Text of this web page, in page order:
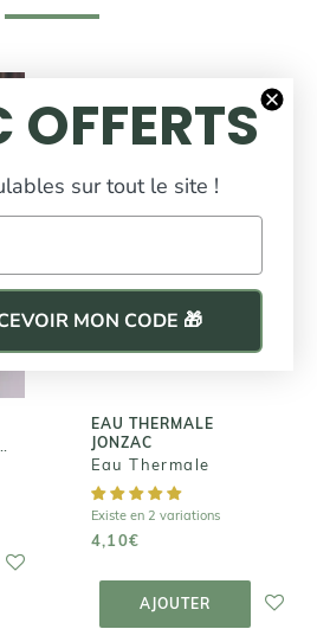
EAU THERMALE
JONZAC
Eau Thermale
Existe en 2 variations
4,10€
AJOUTER
Eau Thermale
4,10€
PANIER
sur tout le site !
MON CODE 🎁